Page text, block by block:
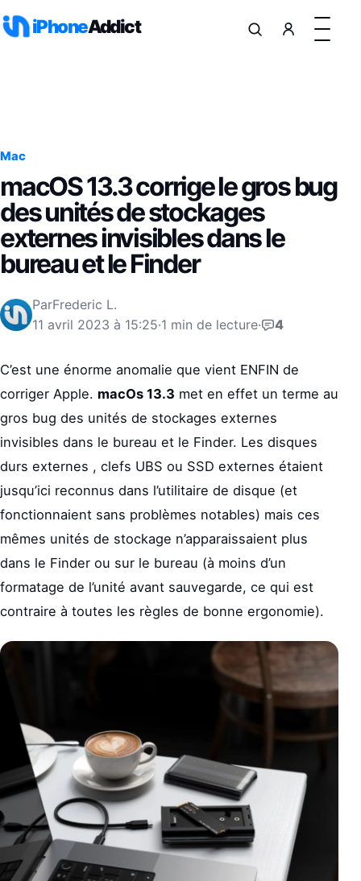
iPhoneAddict
Mac
macOS 13.3 corrige le gros bug
des unités de stockages
externes invisibles dans le
bureau et le Finder
ParFrederic L.
11 avril 2023 à 15:25·1 min de lecture· 4
C’est une énorme anomalie que vient ENFIN de
corriger Apple. macOs 13.3 met en effet un terme au
gros bug des unités de stockages externes
invisibles dans le bureau et le Finder. Les disques
durs externes , clefs UBS ou SSD externes étaient
jusqu’ici reconnus dans l’utilitaire de disque (et
fonctionnaient sans problèmes notables) mais ces
mêmes unités de stockage n’apparaissaient plus
dans le Finder ou sur le bureau (à moins d’un
formatage de l’unité avant sauvegarde, ce qui est
contraire à toutes les règles de bonne ergonomie).